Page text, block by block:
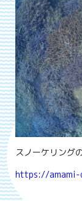
スノーケリング
https://amami-